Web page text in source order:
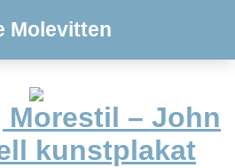
Molevitten
Morestil – John
kunstplakat